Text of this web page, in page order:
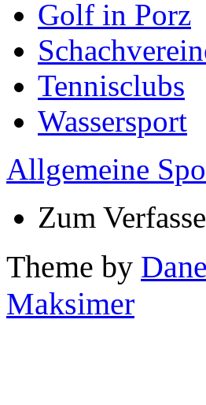
Golf in Porz
Tennisclubs
Wassersport
Allgemeine
Zum
Theme by
Maksimer